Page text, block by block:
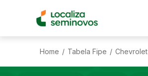
Home / Tabela Fipe / Chevrolet